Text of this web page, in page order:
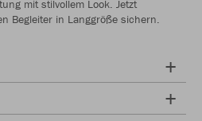
mit stilvollem Look. Jetzt
Begleiter in Langgröße sichern.